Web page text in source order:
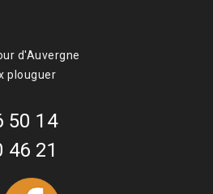
d'Auvergne
plouguer
50 14
46 21